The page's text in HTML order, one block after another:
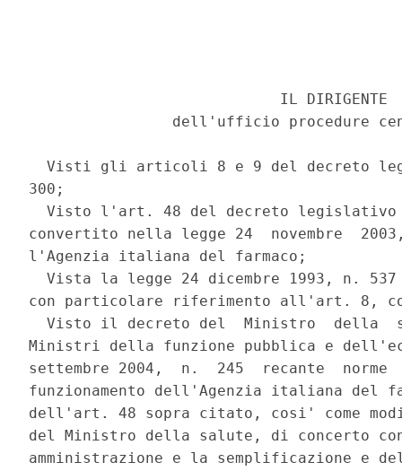
                            IL DIRIGENTE
dell'ufficio procedure
Visti gli articoli 8 e 9 del decreto
300;
Visto l'art. 48 del decreto
convertito nella legge 24  novembre
l'Agenzia italiana del farmaco;
Vista la legge 24 dicembre 1993, n.
con particolare riferimento all'art. 8,
Visto il decreto del  Ministro  della
Ministri della funzione pubblica e
settembre 2004,  n.  245  recante
funzionamento dell'Agenzia italiana del
dell'art. 48 sopra citato, cosi' come
del Ministro della salute, di concerto
amministrazione e la semplificazione e